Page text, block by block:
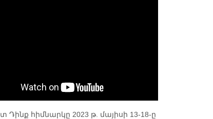
Դինք հիմնարկը 2023 թ. մայիսի 13-18-ը